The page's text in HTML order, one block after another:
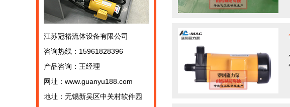
江苏冠裕流体设备有限公司
咨询热线：15961828396
产品咨询：王经理
网址：www.guanyu188.com
地址：无锡新吴区中关村软件园